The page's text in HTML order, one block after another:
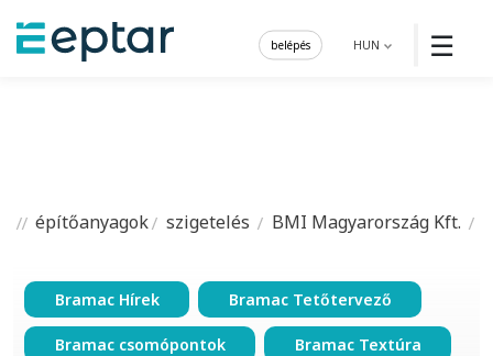
☰
HUN
belépés
építőanyagok szigetelés BMI Magyarország Kft.
Bramac Hírek Bramac Tetőtervező
Bramac csomópontok Bramac Textúra